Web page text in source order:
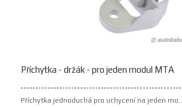
Příchytka - držák - pro jeden modul MTA
Příchytka jednoduchá pro uchycení na jeden mo..